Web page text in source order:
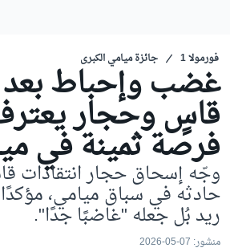
فورمولا 1 جائزة ميامي الكبرى
غضب وإحباط
قاسٍ وحجار
فرصة ثمينة في
وجّه إسحاق حجار انتقادات
حادثه في سباق ميامي،
ريد بُل جعله "غاضبًا جدًا".
منشور: 07-05-2026